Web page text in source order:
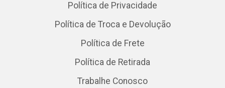
Política de Privacidade
Política de Troca e Devolução
Política de Frete
Política de Retirada
Trabalhe Conosco